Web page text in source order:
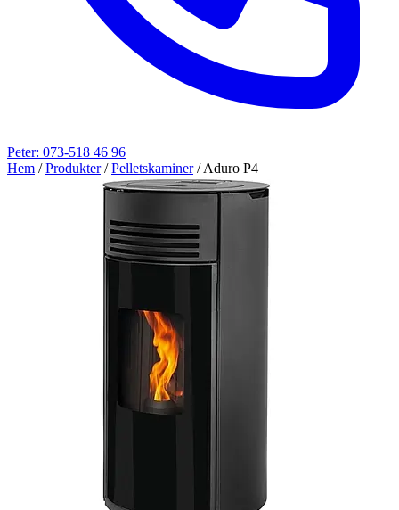
Peter: 073-518 46 96
Hem / Produkter / Pelletskaminer / Aduro P4